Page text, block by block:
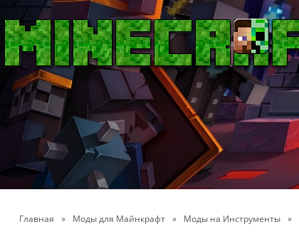
Главная » Моды для Майнкрафт » Моды на Инструменты »